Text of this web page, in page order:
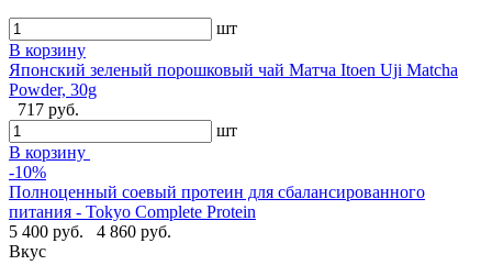
шт
В корзину
Японский зеленый порошковый чай Матча Itoen Uji Matcha
Powder, 30g
717 руб.
шт
В корзину
-10%
Полноценный соевый протеин для сбалансированного
питания - Tokyo Complete Protein
5 400 руб.
4 860 руб.
Вкус